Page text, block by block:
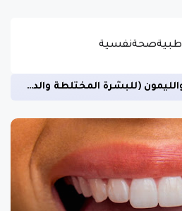
طبيةصحةنفسية
ماسك الزبادي والعسل والليمون (للبشرة المختلطة والدهنية)